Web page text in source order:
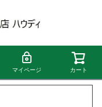
マイページ カート